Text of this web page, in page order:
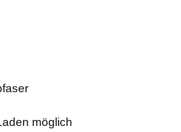
möglich